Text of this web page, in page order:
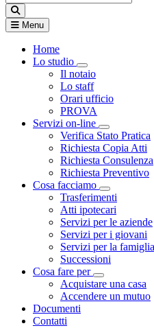
Menu
Home
Lo studio
Visualizza menù
Il notaio
Lo staff
Orari ufficio
PROVA
Servizi on-line
Visualizza
Verifica Stato Pratica
Richiesta Copia Atti
Richiesta Consulenza
Richiesta Preventivo
Cosa facciamo
Visualizza
Trasferimenti
Atti ipotecari
Servizi per le aziende
Servizi per i giovani
Servizi per la famiglia
Successioni
Cosa fare per
Visualizza
Acquistare una casa
Accendere un mutuo
Documenti
Contatti